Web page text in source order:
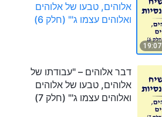
19:07
אלוהים, טבעו של אלוהים
ואלוהים עצמו ג'" (חלק 6)
דבר אלוהים – "עבודתו של
אלוהים, טבעו של אלוהים
ואלוהים עצמו ג'" (חלק 7)